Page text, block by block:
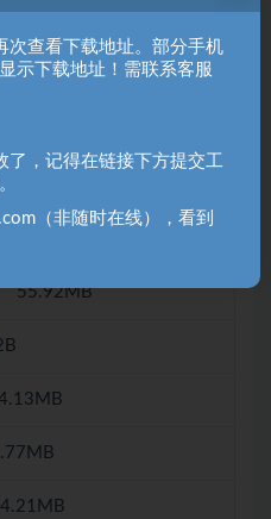
次查看下载地址。部分手机
示下载地址！需联系客服
了，记得在链接下方提交工
（非随时在线），看到